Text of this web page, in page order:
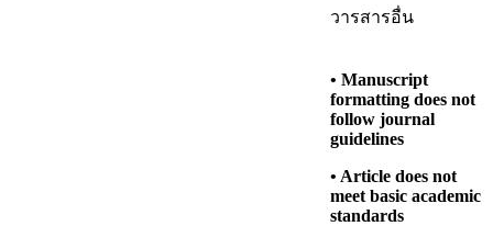
วารสารอื่น
• Manuscript
formatting does not
follow journal
guidelines
• Article does not
meet basic academic
standards